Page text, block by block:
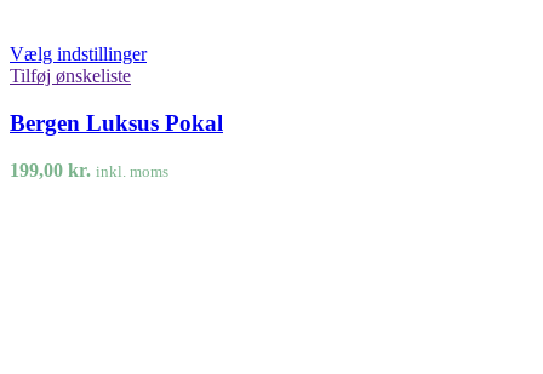
Vælg indstillinger
Tilføj ønskeliste
Bergen Luksus Pokal
199,00 kr. inkl. moms